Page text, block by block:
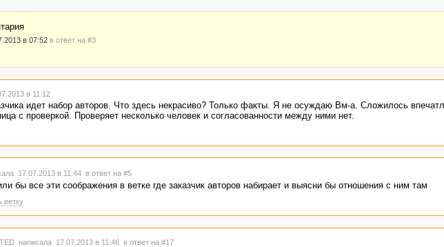
в 07:52 в ответ на #3
в 11:12
идет набор авторов. Что здесь некрасиво? Только факты. Я не осуждаю Вм-а. Сложилось
с проверкой. Проверяет несколько человек и согласованности между ними нет.
17.07.2013 в 11:44 в ответ на #5
бы все эти соображения в ветке где заказчик авторов набирает и выясни бы отношения с ним там
ветку
написала 17.07.2013 в 11:46 в ответ на #17